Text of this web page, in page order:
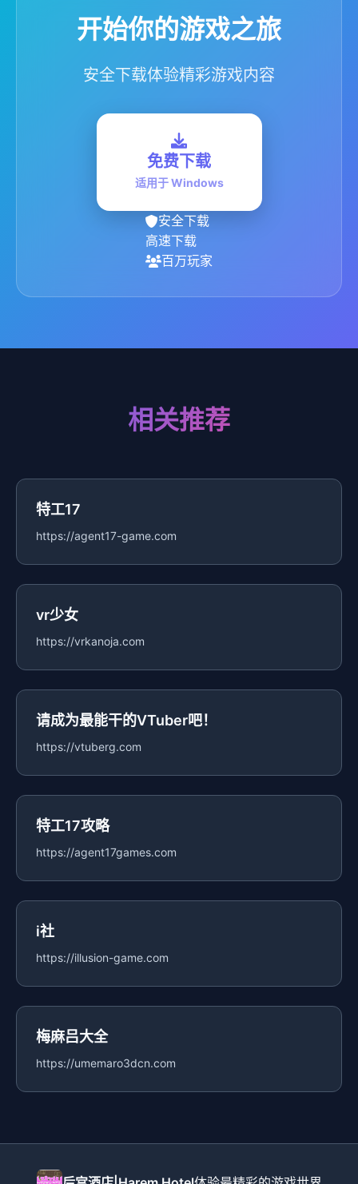
开始你的游戏之旅
安全下载体验精彩游戏内容
免费下载
适用于 Windows
安全下载
高速下载
百万玩家
相关推荐
特工17
https://agent17-game.com
vr少女
https://vrkanoja.com
请成为最能干的VTuber吧！
https://vtuberg.com
特工17攻略
https://agent17games.com
i社
https://illusion-game.com
梅麻吕大全
https://umemaro3dcn.com